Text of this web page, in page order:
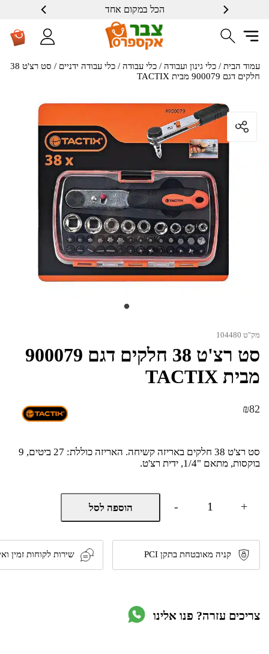
הכל במקום אחד
עמוד הבית / כלי גינון ועבודה / כלי עבודה / כלי עבודה ידניים
/ סט רצ'ט 38
חלקים דגם 900079 מבית TACTIX
מק"ט 104480
סט רצ'ט 38 חלקים דגם 900079
מבית TACTIX
₪82
סט רצ'ט 38 חלקים באריזה קשיחה. האריזה כוללת: 27 ביטים, 9
בוקסות, מתאם "1/4, ידית רצ'ט.
-
כמות
סט
38
חלקים
דגם
900079
+ הוספה לסל
קניה מאובטחת בתקן PCI שירות לקוחות זמין
צריכים עזרה? פנו אלינו